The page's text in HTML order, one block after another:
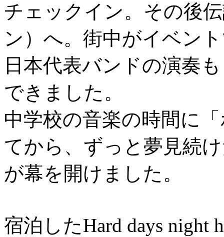
チェックイン。その後
ン）へ。街中がイベン
日本代表バンドの演奏
できました。
中学校の音楽の時間に
てから、ずっと夢見続
が幕を開けました。
宿泊したHard days night